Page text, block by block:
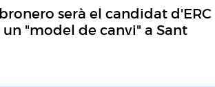
serà el candidat d'ERC
"model de canvi" a Sant